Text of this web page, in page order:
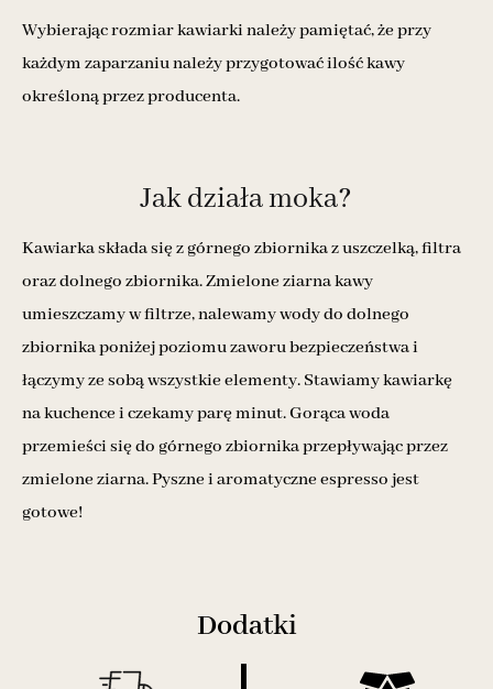
Wybierając rozmiar kawiarki należy pamiętać, że przy
każdym zaparzaniu należy przygotować ilość kawy
określoną przez producenta.
Jak działa moka?
Kawiarka składa się z górnego zbiornika z uszczelką, filtra
oraz dolnego zbiornika. Zmielone ziarna kawy
umieszczamy w filtrze, nalewamy wody do dolnego
zbiornika poniżej poziomu zaworu bezpieczeństwa i
łączymy ze sobą wszystkie elementy. Stawiamy kawiarkę
na kuchence i czekamy parę minut. Gorąca woda
przemieści się do górnego zbiornika przepływając przez
zmielone ziarna. Pyszne i aromatyczne espresso jest
gotowe!
Dodatki